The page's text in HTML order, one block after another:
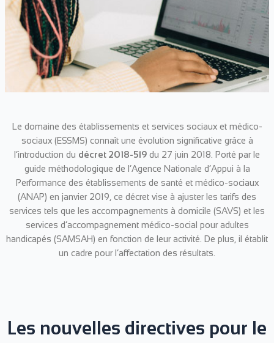
Le domaine des établissements et services sociaux et médico-
sociaux (ESSMS) connaît une évolution significative grâce à
l’introduction du décret 2018-519 du 27 juin 2018. Porté par le
guide méthodologique de l’Agence Nationale d’Appui à la
Performance des établissements de santé et médico-sociaux
(ANAP) en janvier 2019, ce décret vise à ajuster les tarifs des
services tels que les accompagnements à domicile (SAVS) et les
services d’accompagnement médico-social pour adultes
handicapés (SAMSAH) en fonction de leur activité. De plus, il établit
un cadre pour l’affectation des résultats.
Les nouvelles directives pour le